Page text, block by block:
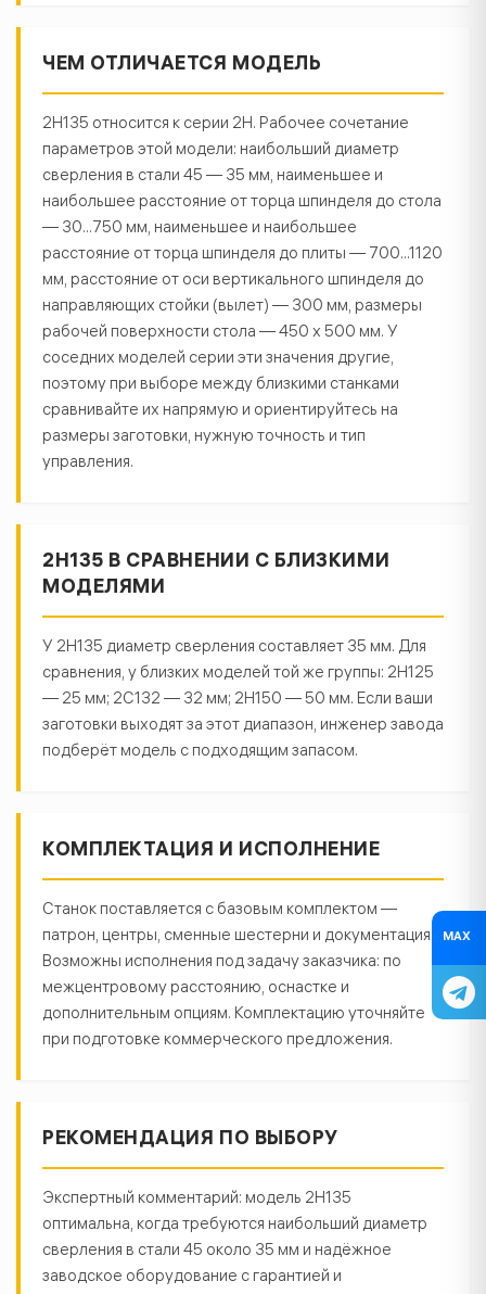
ЧЕМ ОТЛИЧАЕТСЯ МОДЕЛЬ
2Н135 относится к серии 2Н. Рабочее сочетание
параметров этой модели: наибольший диаметр
сверления в стали 45 — 35 мм, наименьшее и
наибольшее расстояние от торца шпинделя до стола
— 30...750 мм, наименьшее и наибольшее
расстояние от торца шпинделя до плиты — 700...1120
мм, расстояние от оси вертикального шпинделя до
направляющих стойки (вылет) — 300 мм, размеры
рабочей поверхности стола — 450 х 500 мм. У
соседних моделей серии эти значения другие,
поэтому при выборе между близкими станками
сравнивайте их напрямую и ориентируйтесь на
размеры заготовки, нужную точность и тип
управления.
2Н135 В СРАВНЕНИИ С БЛИЗКИМИ
МОДЕЛЯМИ
У 2Н135 диаметр сверления составляет 35 мм. Для
сравнения, у близких моделей той же группы: 2Н125
— 25 мм; 2С132 — 32 мм; 2Н150 — 50 мм. Если ваши
заготовки выходят за этот диапазон, инженер завода
подберёт модель с подходящим запасом.
КОМПЛЕКТАЦИЯ И ИСПОЛНЕНИЕ
Станок поставляется с базовым комплектом —
патрон, центры, сменные шестерни и документация.
Возможны исполнения под задачу заказчика: по
межцентровому расстоянию, оснастке и
дополнительным опциям. Комплектацию уточняйте
при подготовке коммерческого предложения.
РЕКОМЕНДАЦИЯ ПО ВЫБОРУ
Экспертный комментарий: модель 2Н135
оптимальна, когда требуются наибольший диаметр
сверления в стали 45 около 35 мм и надёжное
заводское оборудование с гарантией и
MAX